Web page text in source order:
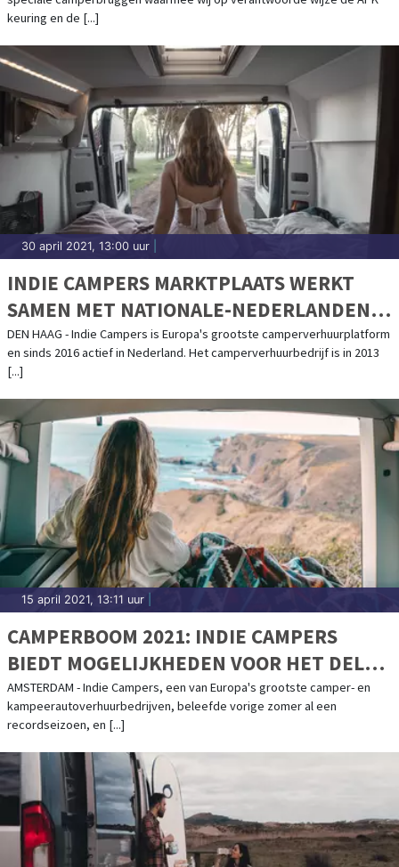
keuring en de [...]
30 april 2021, 13:00 uur
INDIE CAMPERS MARKTPLAATS WERKT
SAMEN MET NATIONALE-NEDERLANDEN
MEE AAN CAMPER DEKKING
DEN HAAG - Indie Campers is Europa's grootste camperverhuurplatform
en sinds 2016 actief in Nederland. Het camperverhuurbedrijf is in 2013
[...]
15 april 2021, 13:11 uur
CAMPERBOOM 2021: INDIE CAMPERS
BIEDT MOGELIJKHEDEN VOOR HET DELEN
VAN CAMPERS
AMSTERDAM - Indie Campers, een van Europa's grootste camper- en
kampeerautoverhuurbedrijven, beleefde vorige zomer al een
recordseizoen, en [...]